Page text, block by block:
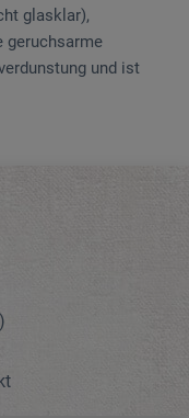
glasklar),
geruchsarme
und ist